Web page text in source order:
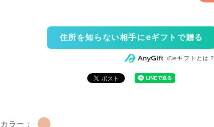
住所を知らない相手にeギフトで贈る
のeギフトとは？
カラー：